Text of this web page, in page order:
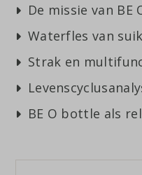
De missie van BE
Waterfles van
Strak en
BE O bottle als